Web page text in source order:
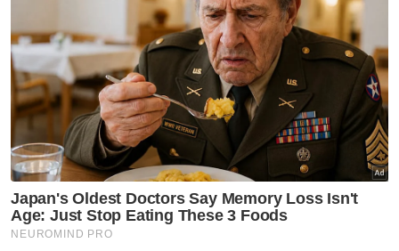
Semasa
Suasana sebak sambut
ketibaan jenazah Koperal Teck
Siong
Semasa
Maut renjatan elektrik:
Jenazah tiga anggota polis
diterbangkan pulang ke
kampung halaman
Semasa
Bapa ditahan bantu siasatan